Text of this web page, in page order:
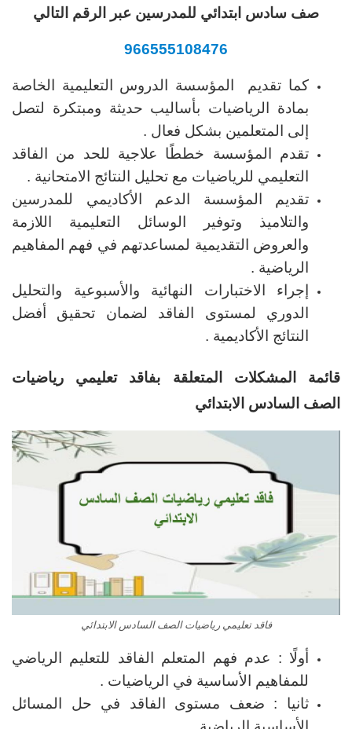
صف سادس ابتدائي للمدرسين عبر الرقم التالي
966555108476
كما تقديم المؤسسة الدروس التعليمية الخاصة
بمادة الرياضيات بأساليب حديثة ومبتكرة لتصل
إلى المتعلمين بشكل فعال .
تقدم المؤسسة خططًا علاجية للحد من الفاقد
التعليمي للرياضيات مع تحليل النتائج الامتحانية .
تقديم المؤسسة الدعم الأكاديمي للمدرسين
والتلاميذ وتوفير الوسائل التعليمية اللازمة
والعروض التقديمية لمساعدتهم في فهم المفاهيم
الرياضية .
إجراء الاختبارات النهائية والأسبوعية والتحليل
الدوري لمستوى الفاقد لضمان تحقيق أفضل
النتائج الأكاديمية .
قائمة المشكلات المتعلقة بفاقد تعليمي رياضيات
الصف السادس الابتدائي
فاقد تعليمي رياضيات الصف السادس الابتدائي
أولًا : عدم فهم المتعلم الفاقد للتعليم الرياضي
للمفاهيم الأساسية في الرياضيات .
ثانيا : ضعف مستوى الفاقد في حل المسائل